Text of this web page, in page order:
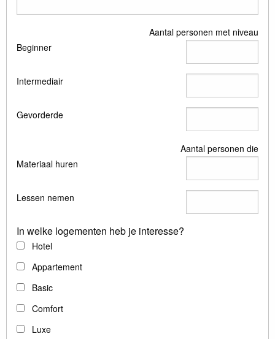
Aantal personen met niveau
Beginner
Intermediair
Gevorderde
Aantal personen die
Materiaal huren
Lessen nemen
In welke logementen heb je interesse?
Hotel
Appartement
Basic
Comfort
Luxe